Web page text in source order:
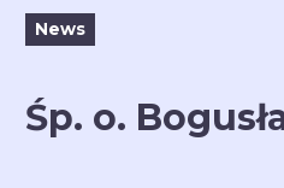
News
Śp. o.